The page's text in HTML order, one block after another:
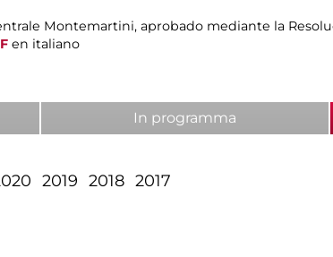
Montemartini, aprobado mediante la
en italiano
In programma
2019 2018 2017